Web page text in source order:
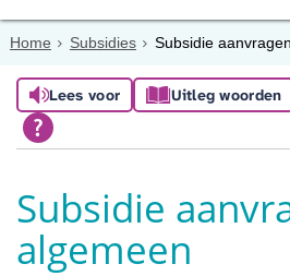
Home Subsidies Subsidie
Lees voor Uitleg woorden
Subsidie
algemeen